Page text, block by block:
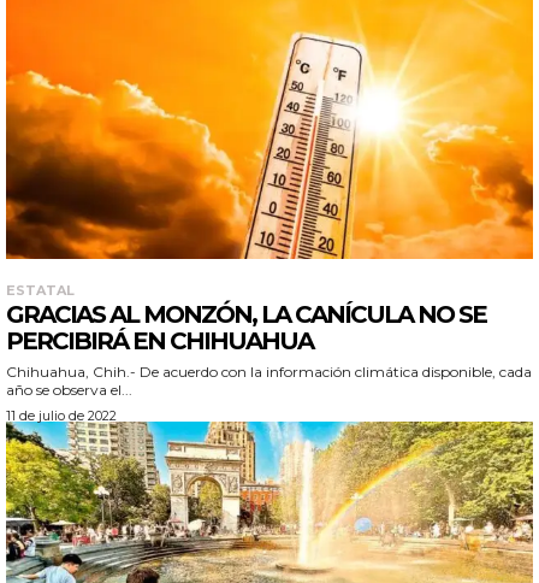
ESTATAL
GRACIAS AL MONZÓN, LA CANÍCULA NO SE
PERCIBIRÁ EN CHIHUAHUA
Chihuahua, Chih.- De acuerdo con la información climática disponible, cada
año se observa el...
11 de julio de 2022